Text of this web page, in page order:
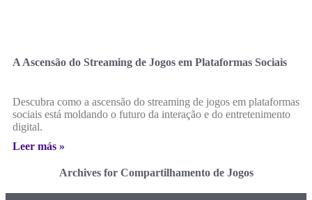
A Ascensão do Streaming de Jogos em Plataformas Sociais
Descubra como a ascensão do streaming de jogos em plataformas
sociais está moldando o futuro da interação e do entretenimento
digital.
Leer más »
Archives for Compartilhamento de Jogos